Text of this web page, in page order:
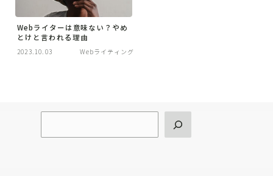
Webライターは意味ない？やめ
とけと言われる理由
2023.10.03 Webライティング